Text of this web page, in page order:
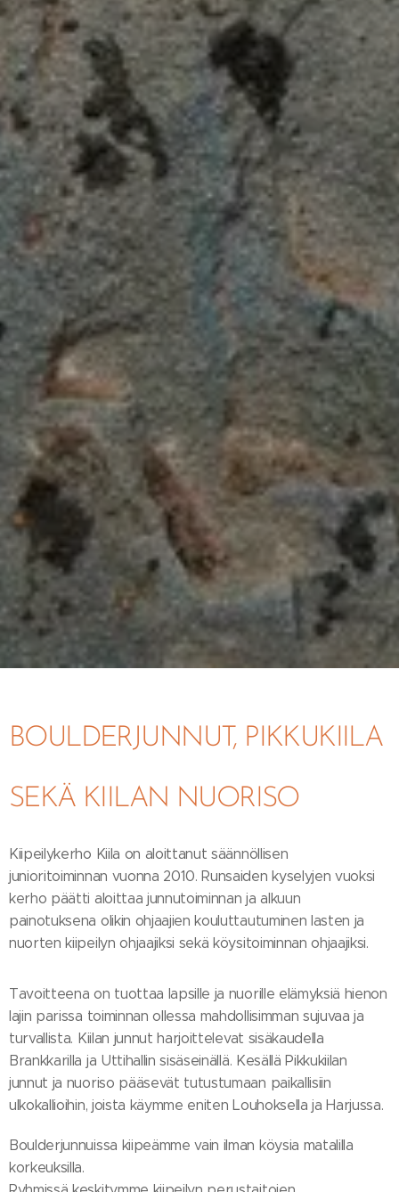
BOULDERJUNNUT, PIKKUKIILA
SEKÄ KIILAN NUORISO
Kiipeilykerho Kiila on aloittanut säännöllisen
junioritoiminnan vuonna 2010. Runsaiden kyselyjen vuoksi
kerho päätti aloittaa junnutoiminnan ja alkuun
painotuksena olikin ohjaajien kouluttautuminen lasten ja
nuorten kiipeilyn ohjaajiksi sekä köysitoiminnan ohjaajiksi.
Tavoitteena on tuottaa lapsille ja nuorille elämyksiä hienon
lajin parissa toiminnan ollessa mahdollisimman sujuvaa ja
turvallista. Kiilan junnut harjoittelevat sisäkaudella
Brankkarilla ja Uttihallin sisäseinällä. Kesällä Pikkukiilan
junnut ja nuoriso pääsevät tutustumaan paikallisiin
ulkokallioihin, joista käymme eniten Louhoksella ja Harjussa.
Boulderjunnuissa kiipeämme vain ilman köysia matalilla
korkeuksilla.